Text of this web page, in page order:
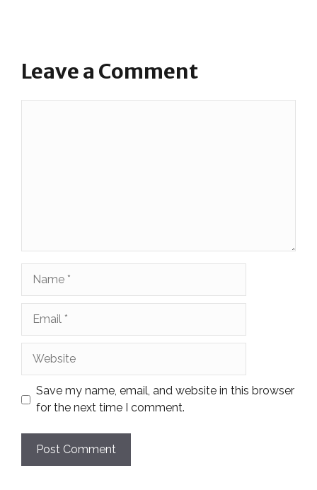
Leave a Comment
Save my name, email, and website in this browser
for the next time I comment.